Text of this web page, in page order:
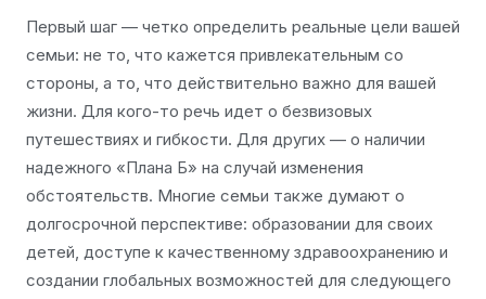
Первый шаг — четко определить реальные цели вашей
семьи: не то, что кажется привлекательным со
стороны, а то, что действительно важно для вашей
жизни. Для кого-то речь идет о безвизовых
путешествиях и гибкости. Для других — о наличии
надежного «Плана Б» на случай изменения
обстоятельств. Многие семьи также думают о
долгосрочной перспективе: образовании для своих
детей, доступе к качественному здравоохранению и
создании глобальных возможностей для следующего